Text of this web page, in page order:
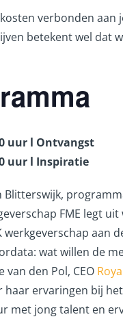
verbonden aan
betekent wel dat
uur l Ontvangst
uur l Inspiratie
Blitterswijk,
FME legt
werkgeverschap aan
wat willen de
van den Pol, CEO
haar ervaringen bij
met jong talent en